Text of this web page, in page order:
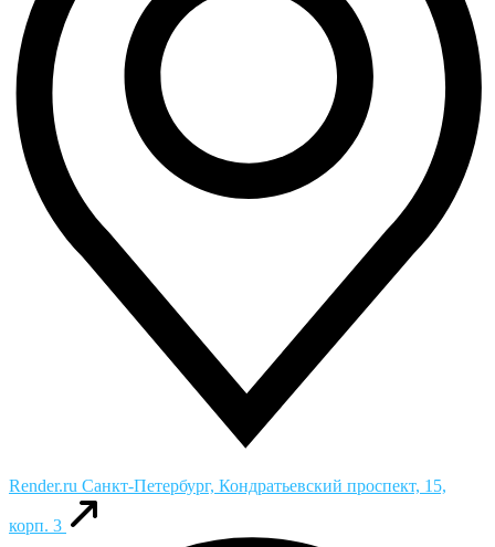
Render.ru Санкт-Петербург, Кондратьевский проспект, 15,
корп. 3